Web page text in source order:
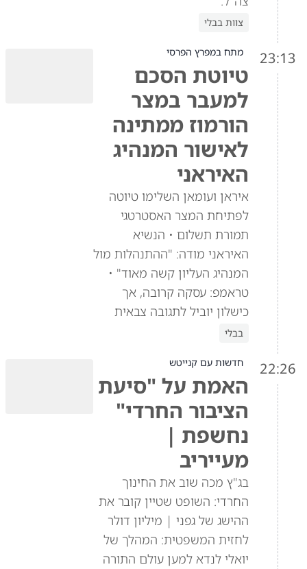
צוות בבלי
23:13 מתח במפרץ הפרסי
טיוטת הסכם
למעבר במצר
הורמוז ממתינה
לאישור המנהיג
האיראני
איראן ועומאן השלימו טיוטה
לפתיחת המצר האסטרטגי
תמורת תשלום • הנשיא
האיראני מודה: "ההתנהלות מול
המנהיג העליון קשה מאוד" •
טראמפ: עסקה קרובה, אך
כישלון יוביל לתגובה צבאית
בבלי
22:26 חדשות עם קנייטש
האמת על "סיעת
הציבור החרדי"
נחשפת |
מעייריב
בג"ץ מכה שוב את החינוך
החרדי: השופט שטיין קובר את
ההישג של גפני | מיליון דולר
לחזית המשפטית: המהלך של
יואלי לנדא למען עולם התורה